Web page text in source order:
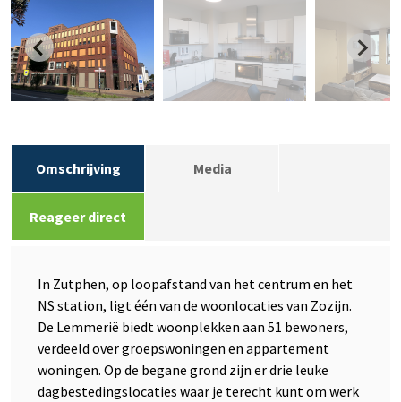
Omschrijving Media
Reageer direct
In Zutphen, op loopafstand van het centrum en het
NS station, ligt één van de woonlocaties van Zozijn.
De Lemmerië biedt woonplekken aan 51 bewoners,
verdeeld over groepswoningen en appartement
woningen. Op de begane grond zijn er drie leuke
dagbestedingslocaties waar je terecht kunt om werk